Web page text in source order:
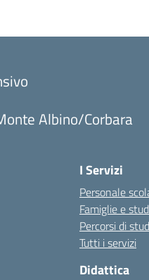
Albino/Corbara
I Servizi
Personale
Famiglie e
Percorsi di
Tutti i servizi
Didattica